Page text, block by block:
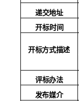
递交地址
开标时间
开标方式描述
评标办法
发布媒介